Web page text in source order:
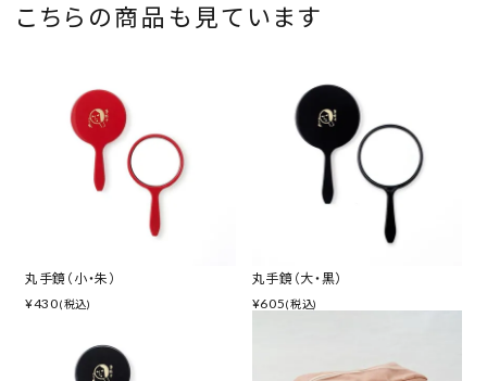
こちらの商品も見ています
丸手鏡（小・朱）
¥430(税込)
丸手鏡（大・黒）
¥605(税込)